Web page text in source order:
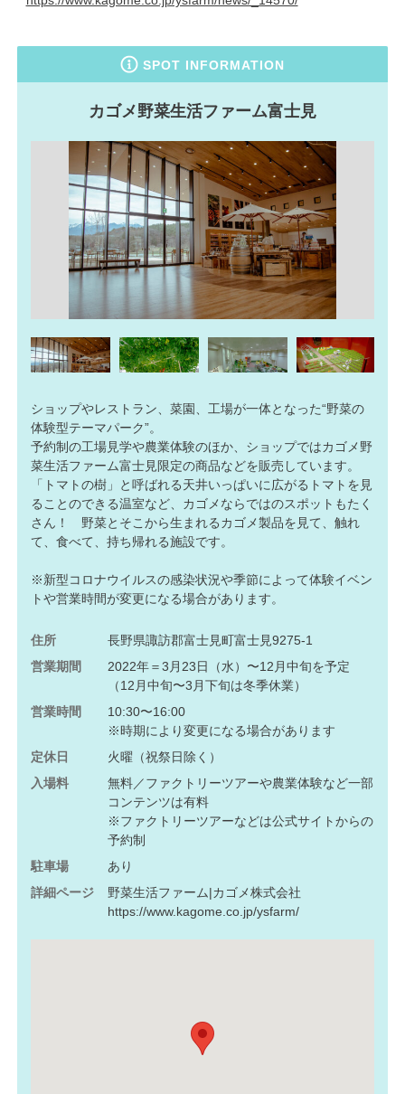
SPOT INFORMATION
カゴメ野菜生活ファーム富士見
ショップやレストラン、菜園、工場が一体となった“野菜の
体験型テーマパーク”。
予約制の工場見学や農業体験のほか、ショップではカゴメ野
菜生活ファーム富士見限定の商品などを販売しています。
「トマトの樹」と呼ばれる天井いっぱいに広がるトマトを見
ることのできる温室など、カゴメならではのスポットもたく
さん！ 野菜とそこから生まれるカゴメ製品を見て、触れ
て、食べて、持ち帰れる施設です。
※新型コロナウイルスの感染状況や季節によって体験イベン
トや営業時間が変更になる場合があります。
住所
長野県諏訪郡富士見町富士見9275-1
営業期間
2022年＝3月23日（水）〜12月中旬を予定
（12月中旬〜3月下旬は冬季休業）
営業時間
10:30〜16:00
※時期により変更になる場合があります
定休日
火曜（祝祭日除く）
入場料
無料／ファクトリーツアーや農業体験など一部
コンテンツは有料
※ファクトリーツアーなどは公式サイトからの
予約制
駐車場
あり
詳細ページ
野菜生活ファーム|カゴメ株式会社
https://www.kagome.co.jp/ysfarm/